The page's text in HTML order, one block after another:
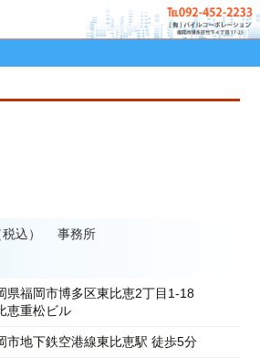
コーポレーション
ション
税込）
事務所
県福岡市博多区東比恵2丁目1-18
恵重松ビル
市地下鉄空港線東比恵駅 徒歩5分